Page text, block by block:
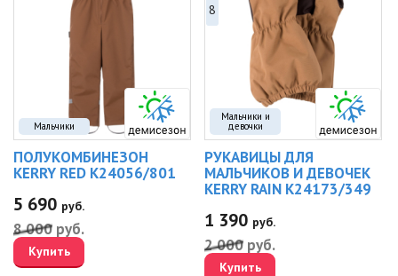
Мальчики
ПОЛУКОМБИНЕЗОН
KERRY RED K24056/801
5 690 руб.
8 000 руб.
Купить
Мальчики и
девочки
8
РУКАВИЦЫ ДЛЯ
МАЛЬЧИКОВ И ДЕВОЧЕК
KERRY RAIN K24173/349
1 390 руб.
2 000 руб.
Купить